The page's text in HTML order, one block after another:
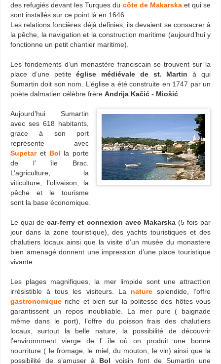
des refugiés devant les Turques du côte de Makarskaet qui se
sont installés sur ce point là en 1646.
Les relations foncières déjà definies, ils devaient se consacrer à
la pêche, la navigation et la construction maritime (aujourd’hui y
fonctionne un petit chantier maritime).
Les fondements d’un monastère franciscain se trouvent sur la
place d’une petiteéglise médiévale de st. Martin à qui
Sumartin doit son nom. L’église a été construite en 1747 par un
poète dalmatien célèbre frère Andrija Kačić - Miošić.
Aujourd’hui Sumartin
avec ses 618 habitants,
grace à son port
représente avec
Supetaret Bol la porte
de l’ île Brac.
L’agriculture, la
viticulture, l’olivaison, la
pêche et le tourisme
sont la base économique.
Le quai decar-ferry et connexion avec Makarska(5 fois par
jour dans la zone touristique), des yachts touristiques et des
chalutiers locaux ainsi que la visite d’un musée du monastere
bien amenagé donnent une impression d’une place touristique
vivante.
Les plages magnifiques, la mer limpide sont une attracttion
irrésistible à tous les visiteurs. La nature splendide, l’offre
gastronomique riche et bien sur la politesse des hôtes vous
garantissent un repos inoubliable. La mer pure ( baignade
même dans le port), l’offre du poisson frais des chalutiers
locaux, surtout la belle nature, la possibilité de découvrir
l’environnment vierge de l’ île où on produit une bonne
nourriture ( le fromage, le miel, du mouton, le vin) ainsi que la
possibilité de s’amuser à Bol voisin font de Sumartin une